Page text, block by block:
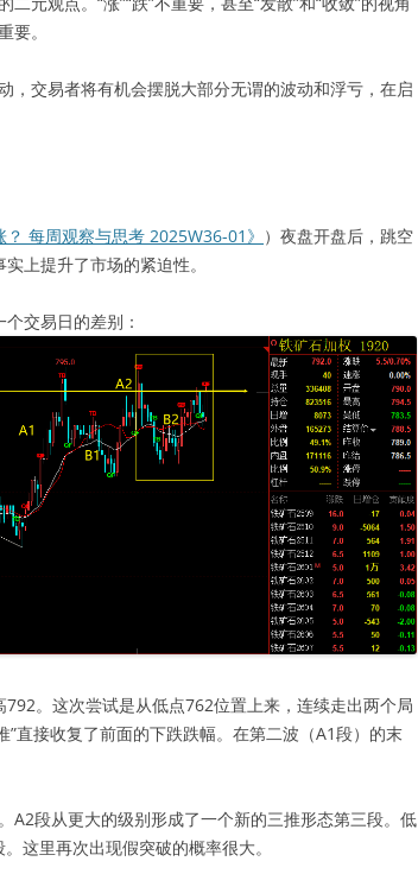
要。
，交易者将有机会摆脱大部分无谓的波动和浮亏，在启
每周观察与思考 2025W36-01》 ）夜盘开盘后，跳空
上提升了市场的紧迫性。
交易日的差别：
。这次尝试是从低点762位置上来，连续走出两个局
”直接收复了前面的下跌跌幅。在第二波（A1段）的末
A2段从更大的级别形成了一个新的三推形态第三段。低
这里再次出现假突破的概率很大。